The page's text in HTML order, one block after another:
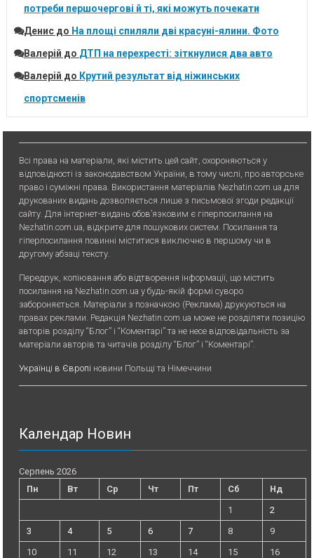
потреби першочергові й ті, які можуть почекати
Денисдо На площі спиляли дві красуні-ялини. Фото
Валерій до ДТП на перехресті: зіткнулися два авто
Валерій до Крутий результат від ніжинських
спортсменів
Всі права на матеріали, які містить цей сайт, охороняються у
відповідності із законодавством України, в тому числі, про авторське
право і суміжні права. Використання матерiалiв Nezhatin.com.ua для
друкованих видань дозволяється лише з письмової згоди редакції
сайту. Для iнтернет-видань обов’язковим є гiперпосилання на
Nezhatin.com.ua, відкрите для пошукових систем. Посилання та
гіперпосилання повинні міститися виключно в першому чи в
другому абзаці тексту.
Передрук, копiювання або вiдтворення iнформацiї, що мiстить
посилання на Nezhatin.com.ua у будь-якiй формi суворо
забороняється. Матеріали з позначкою (Реклама) друкуються на
правах реклами. Редакція Nezhatin.com.ua може не розділяти позицію
авторів розділу “Блог” і “Коментарі” та не несе відповідальність за
матеріали авторів та читачів розділу “Блог” і “Коментарі”.
Українці в Європі новини Польщі та Німеччини
Календар Новин
Серпень 2026
Пн
Вт Ср Чт Пт Сб
Нд
1
2
3
4 5 6 7 8
9
10
11 12 13 14 15 16